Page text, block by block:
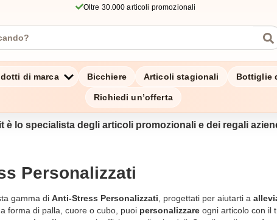
Oltre 30.000 articoli promozionali
di marca Bicchiere Articoli stagionali Bottiglie
Richiedi un’offerta
è lo specialista degli articoli promozionali e dei regali
Personalizzati
gamma di Anti-Stress Personalizzati , progettati per aiutarti a
a forma di palla, cuore o cubo, puoi personalizzare ogni articolo con il